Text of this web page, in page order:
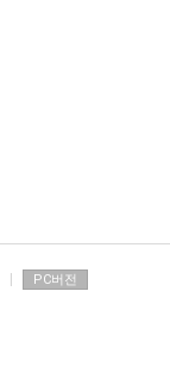
PC버전